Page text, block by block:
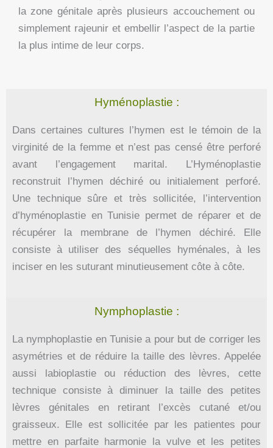
la zone génitale après plusieurs accouchement ou
simplement rajeunir et embellir l’aspect de la partie
la plus intime de leur corps.
Hyménoplastie :
Dans certaines cultures l’hymen est le témoin de la
virginité de la femme et n’est pas censé être perforé
avant l’engagement marital. L’Hyménoplastie
reconstruit l’hymen déchiré ou initialement perforé.
Une technique sûre et très sollicitée, l’intervention
d’hyménoplastie en Tunisie permet de réparer et de
récupérer la membrane de l’hymen déchiré. Elle
consiste à utiliser des séquelles hyménales, à les
inciser en les suturant minutieusement côte à côte.
Nymphoplastie :
La nymphoplastie en Tunisie a pour but de corriger les
asymétries et de réduire la taille des lèvres. Appelée
aussi labioplastie ou réduction des lèvres, cette
technique consiste à diminuer la taille des petites
lèvres génitales en retirant l’excès cutané et/ou
graisseux. Elle est sollicitée par les patientes pour
mettre en parfaite harmonie la vulve et les petites